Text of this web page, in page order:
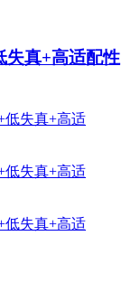
失真+高适配性